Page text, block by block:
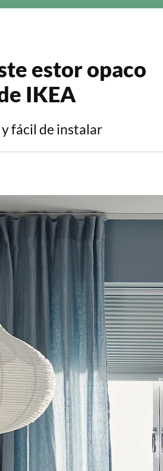
estor opaco
IKEA
fácil de instalar